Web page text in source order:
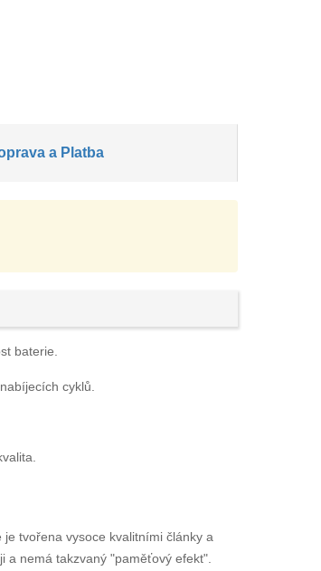
a Platba
baterie.
cyklů.
tvořena vysoce kvalitními články a
nemá takzvaný "paměťový efekt".